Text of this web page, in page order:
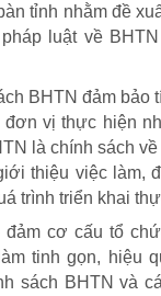
tỉnh nhằm đề
luật về
BHTN đảm bảo
vị thực hiện
là chính sách
thiệu việc làm,
trình triển khai
đảm cơ cấu tổ
tinh gọn, hiệu
sách BHTN và